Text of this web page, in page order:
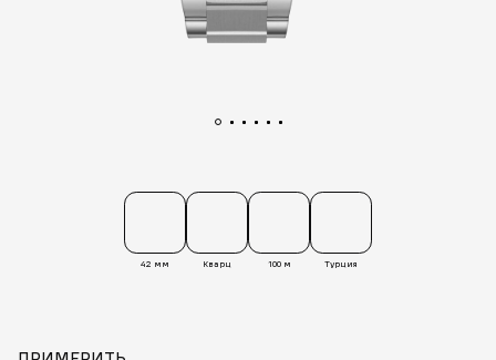
42 мм Кварц 100 м Турция